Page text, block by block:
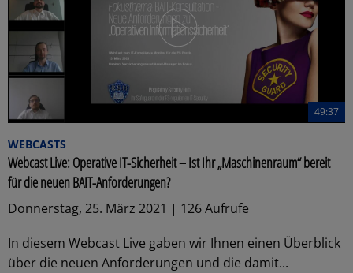
49:37
WEBCASTS
Webcast Live: Operative IT-Sicherheit – Ist Ihr „Maschinenraum“ bereit
für die neuen BAIT-Anforderungen?
Donnerstag, 25. März 2021 | 126 Aufrufe
In diesem Webcast Live gaben wir Ihnen einen Überblick
über die neuen Anforderungen und die damit...